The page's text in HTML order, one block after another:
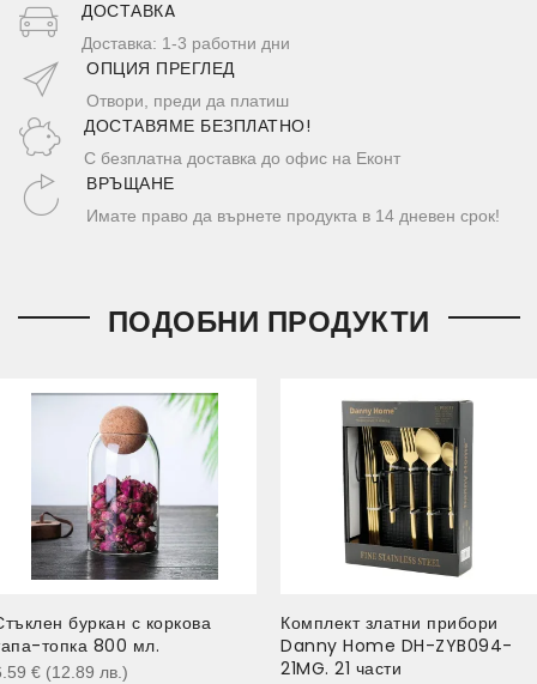
ДОСТАВКA
Доставка: 1-3 работни дни
ОПЦИЯ ПРЕГЛЕД
Отвори, преди да платиш
ДОСТАВЯМЕ БЕЗПЛАТНО!
С безплатна доставка до офис на Еконт
ВРЪЩАНЕ
Имате право да върнете продукта в 14 дневен срок!
ПОДОБНИ ПРОДУКТИ
буркан с коркова
топка 800 мл.
€ (12.89 лв. )
Комплект златни прибори
Danny Home DH-ZYB094-
21MG. 21 части